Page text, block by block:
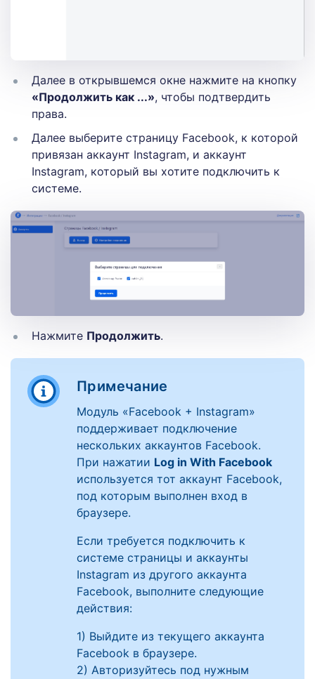
Далее в открывшемся окне нажмите на кнопку
«Продолжить как ...», чтобы подтвердить
права.
Далее выберите страницу Facebook, к которой
привязан аккаунт Instagram, и аккаунт
Instagram, который вы хотите подключить к
системе.
Нажмите Продолжить.
Примечание
Модуль «Facebook + Instagram»
поддерживает подключение
нескольких аккаунтов Facebook.
При нажатии Log in With Facebook
используется тот аккаунт Facebook,
под которым выполнен вход в
браузере.
Если требуется подключить к
системе страницы и аккаунты
Instagram из другого аккаунта
Facebook, выполните следующие
действия:
1) Выйдите из текущего аккаунта
Facebook в браузере.
2) Авторизуйтесь под нужным